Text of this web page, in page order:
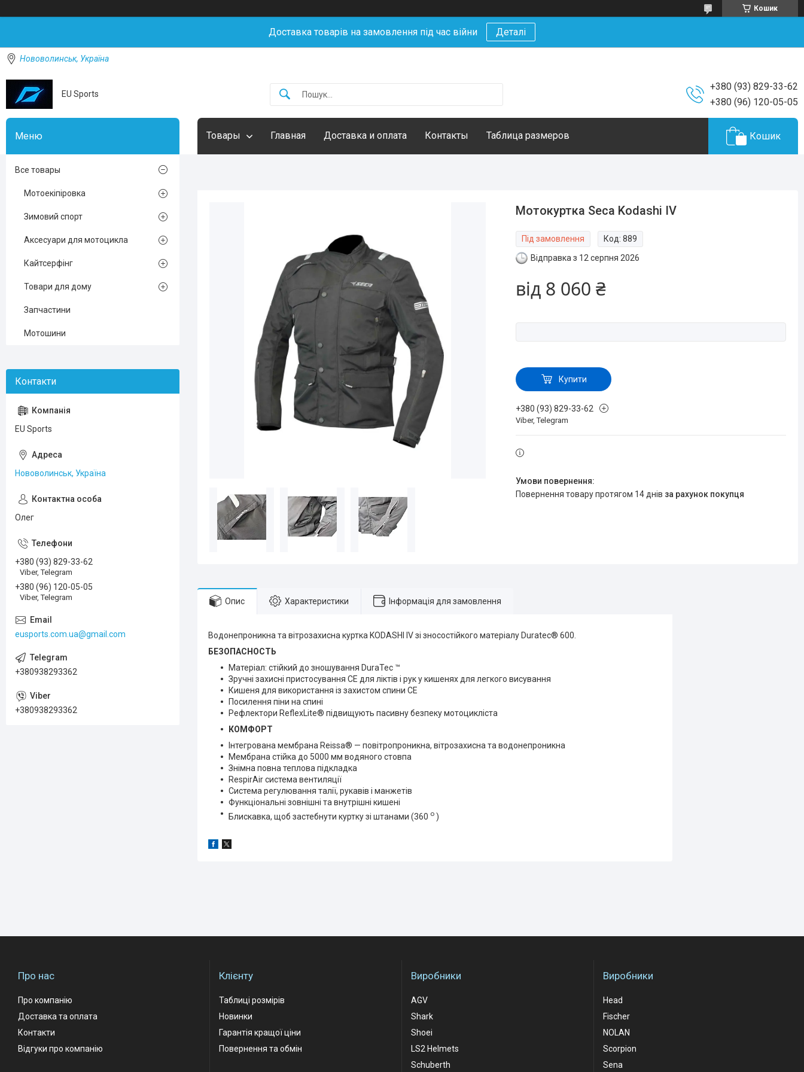
Кошик
Доставка товарів на замовлення під час війни Деталі
Нововолинськ, Україна
EU Sports
+380 (93) 829-33-62
+380 (96) 120-05-05
Товары Главная Доставка и оплата Контакты Таблица размеров Кошик
Мотокуртка Seca Kodashi IV
Під замовлення Код:889
Відправка з 12 серпня 2026
від 8 060 ₴
Купити
+380 (93) 829-33-62
Viber, Telegram
повернення товару протягом 14 днів за рахунок покупця
Опис Характеристики Інформація для замовлення
Водонепроникна та вітрозахисна куртка KODASHI IV зі зносостійкого матеріалу Duratec® 600.
БЕЗОПАСНОСТЬ
Матеріал: стійкий до зношування DuraTec ™
Зручні захисні пристосування CE для ліктів і рук у кишенях для легкого висування
Кишеня для використання із захистом спини CE
Посилення піни на спині
Рефлектори ReflexLite® підвищують пасивну безпеку мотоцикліста
КОМФОРТ
Інтегрована мембрана Reissa® — повітропроникна, вітрозахисна та водонепроникна
Мембрана стійка до 5000 мм водяного стовпа
Знімна повна теплова підкладка
RespirAir система вентиляції
Система регулювання талії, рукавів і манжетів
Функціональні зовнішні та внутрішні кишені
Блискавка, щоб застебнути куртку зі штанами (360 o )
Все товары
Мотоекіпіровка
Зимовий спорт
Аксесуари для мотоцикла
Кайтсерфінг
Товари для дому
Запчастини
Мотошини
EU Sports
Нововолинськ, Україна
Олег
+380 (93) 829-33-62
Viber, Telegram
+380 (96) 120-05-05
Viber, Telegram
eusports.com.ua@gmail.com
+380938293362
+380938293362
Про нас
Про компанію
Доставка та оплата
Контакти
Відгуки про компанію
Клієнту
Таблиці розмірів
Новинки
Гарантія кращої ціни
Повернення та обмін
Виробники
AGV
Shark
Shoei
LS2 Helmets
Schuberth
Виробники
Head
Fischer
NOLAN
Scorpion
Sena